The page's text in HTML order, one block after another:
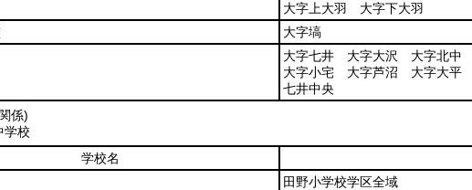
大字上大羽 大字下大羽
大字塙
大字七井 大字大沢 大字北中
大字小宅 大字芦沼 大字大平
七井中央
係)
学校
学校名
田野小学校学区全域